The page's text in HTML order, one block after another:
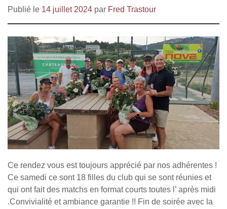
Publié le 14 juillet 2024 par Fred Trastour
Ce rendez vous est toujours apprécié par nos adhérentes !
Ce samedi ce sont 18 filles du club qui se sont réunies et
qui ont fait des matchs en format courts toutes l’ après midi
.Convivialité et ambiance garantie !! Fin de soirée avec la